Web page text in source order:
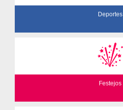
Deportes
Festejos